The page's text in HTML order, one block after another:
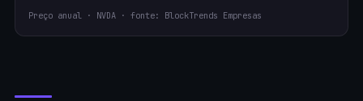
Preço anual · NVDA · fonte: BlockTrends Empresas